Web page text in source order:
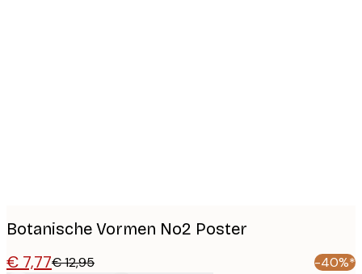
Botanische Vormen No2 Poster
€ 7,77€ 12,95 -40%*